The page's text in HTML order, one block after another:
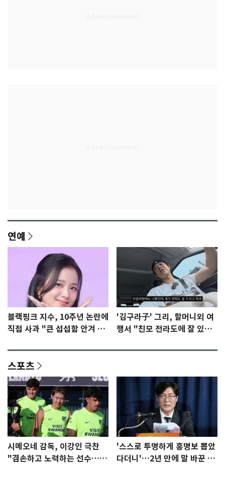
연예
블랙핑크 지수, 10주년 논란에
직접 사과 "큰 섭섭함 안겨 미
'김구라子' 그리, 할머니외 여
행서 "친모 전라도에 잘 있
스포츠
시메오네 감독, 이강인 극찬
"겸손하고 노력하는 선수…좋
'스스로 투명하게 홍명보 뽑았
다더니'…2년 만에 말 바꾼 이